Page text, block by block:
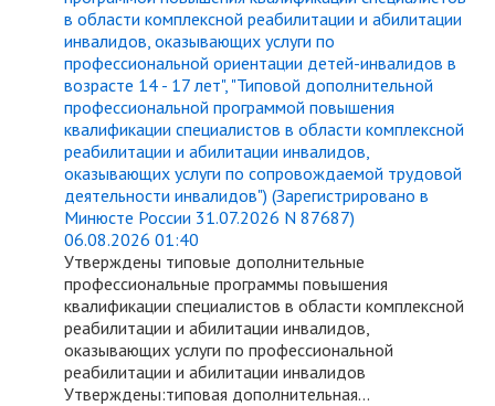
в области комплексной реабилитации и абилитации
инвалидов, оказывающих услуги по
профессиональной ориентации детей-инвалидов в
возрасте 14 - 17 лет", "Типовой дополнительной
профессиональной программой повышения
квалификации специалистов в области комплексной
реабилитации и абилитации инвалидов,
оказывающих услуги по сопровождаемой трудовой
деятельности инвалидов") (Зарегистрировано в
Минюсте России 31.07.2026 N 87687)
06.08.2026 01:40
Утверждены типовые дополнительные
профессиональные программы повышения
квалификации специалистов в области комплексной
реабилитации и абилитации инвалидов,
оказывающих услуги по профессиональной
реабилитации и абилитации инвалидов
Утверждены:типовая дополнительная...